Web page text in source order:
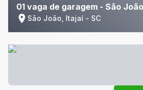
01 vaga de garagem - São
São João, Itajaí - SC